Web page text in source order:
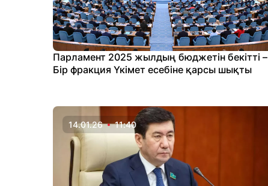
Парламент 2025 жылдың бюджетін бекітті –
Бір фракция Үкімет есебіне қарсы шықты
14.01.26 11:40